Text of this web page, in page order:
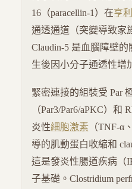
16（paracellin-1）在亨
通透通道（突變導致家
Claudin-5 是血腦障壁
生後因小分子通透性增
緊密連接的組裝受 Par
（Par3/Par6/aPKC）和
炎性細胞激素 （TNF-α
導的肌動蛋白收縮和
這是發炎性腸道疾病（
子基礎。Clostridium